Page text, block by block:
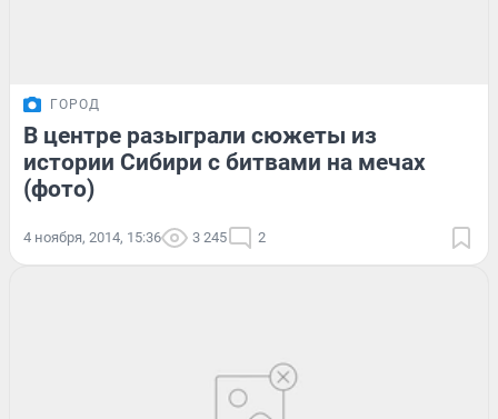
ГОРОД
В центре разыграли сюжеты из
истории Сибири с битвами на мечах
(фото)
4 ноября, 2014, 15:36 3 245 2